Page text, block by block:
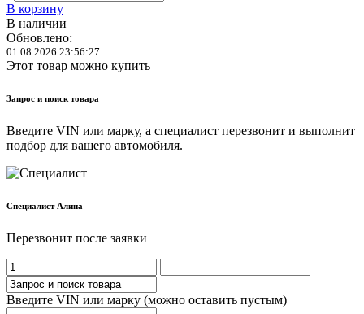
В корзину
В наличии
Обновлено:
01.08.2026 23:56:27
Этот товар можно купить
Запрос и поиск товара
Введите VIN или марку, а специалист перезвонит и выполнит
подбор для вашего автомобиля.
Cпециалист Алина
Перезвонит после заявки
Введите VIN или марку (можно оставить пустым)